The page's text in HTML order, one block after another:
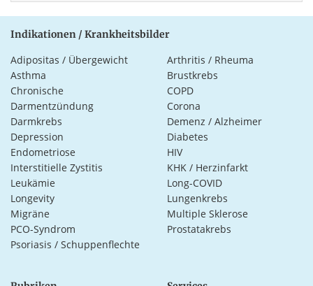
Indikationen / Krankheitsbilder
Adipositas / Übergewicht
Arthritis / Rheuma
Asthma
Brustkrebs
Chronische
Darmentzündung
COPD
Corona
Darmkrebs
Demenz / Alzheimer
Depression
Diabetes
Endometriose
HIV
Interstitielle Zystitis
KHK / Herzinfarkt
Leukämie
Long-COVID
Longevity
Lungenkrebs
Migräne
Multiple Sklerose
PCO-Syndrom
Prostatakrebs
Psoriasis / Schuppenflechte